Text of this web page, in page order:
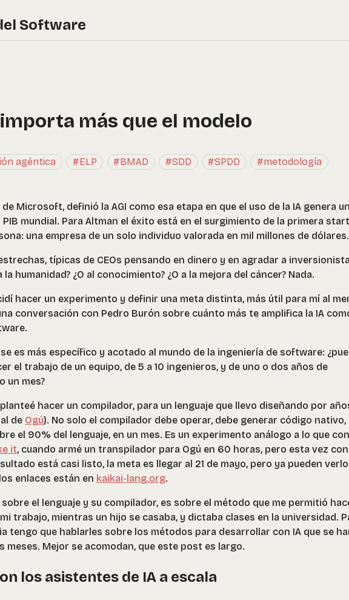
Software
más que el modelo
agéntica #ELP #BMAD #SDD #SPDD
#metodología
de Microsoft, definió la AGI como esa etapa en que el uso de la IA genera un
mundial. Para Altman el éxito está en el surgimiento de la primera
una empresa de un solo individuo valorada en mil millones de dólares.
típicas de CEOs pensando en dinero y en agradar a
humanidad? ¿O al conocimiento? ¿O a la mejora del cáncer? Nada.
hacer un experimento y definir una meta distinta, más útil para mí al
conversación con Pedro Burón sobre cuánto más te amplifica la IA
es más específico y acotado al mundo de la ingeniería de software:
el trabajo de un equipo, de 5 a 10 ingenieros, y de uno o dos años de
un mes?
hacer un compilador, para un lenguaje que llevo diseñando por
de Ogú). No solo el compilador debe operar, debe generar código nativo,
el 90% del lenguaje, en un mes. Es un experimento análogo a lo que
it, cuando armé un transpilador para Ogú en 60 horas, pero esta vez con
está casi listo, la meta es llegar al 21 de mayo, pero ya pueden
enlaces están en kaikai-lang.org.
el lenguaje y su compilador, es sobre el método que me permitió
trabajo, mientras un hijo se casaba, y dictaba clases en la universidad.
tengo que hablarles sobre los métodos para desarrollar con IA que se
meses. Mejor se acomodan, que este post es largo.
los asistentes de IA a escala